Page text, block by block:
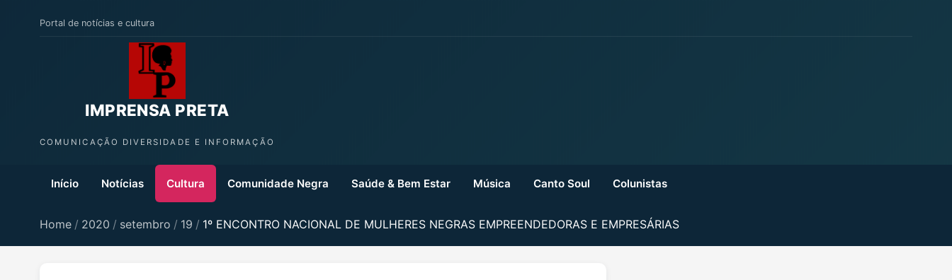
Portal de notícias e cultura
IMPRENSA PRETA
COMUNICAÇÃO DIVERSIDADE E INFORMAÇÃO
Início Notícias Cultura Comunidade Negra Saúde & Bem Estar Música Canto Soul Colunistas
Home / 2020 / setembro / 19 / 1º ENCONTRO NACIONAL DE MULHERES NEGRAS EMPREENDEDORAS E EMPRESÁRIAS